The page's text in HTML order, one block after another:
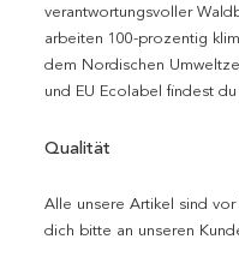
verantwortungsvoller
arbeiten 100-prozentig
dem Nordischen
und EU Ecolabel findest du
Qualität
Alle unsere Artikel sind
dich bitte an unseren